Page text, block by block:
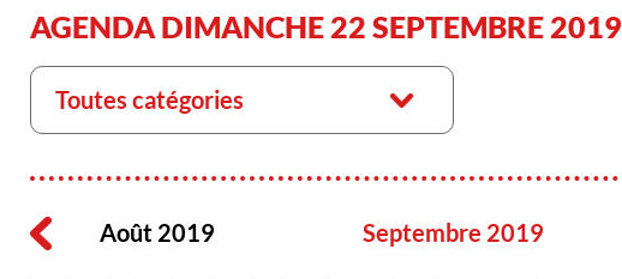
AGENDA DIMANCHE 22 SEPTEMBRE 2019
Toutes catégories
Août 2019 Septembre 2019